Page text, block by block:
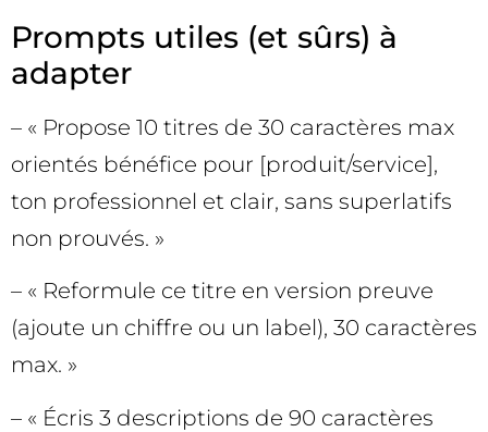
Prompts utiles (et sûrs) à
adapter
– « Propose 10 titres de 30 caractères max
orientés bénéfice pour [produit/service],
ton professionnel et clair, sans superlatifs
non prouvés. »
– « Reformule ce titre en version preuve
(ajoute un chiffre ou un label), 30 caractères
max. »
– « Écris 3 descriptions de 90 caractères